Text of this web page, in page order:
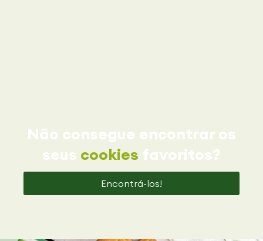
Não consegue encontrar os
seus cookies favoritos?
Encontrá-los!